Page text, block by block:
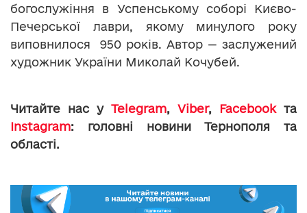
богослужіння в Успенському соборі Києво-
Печерської лаври, якому минулого року
виповнилося 950 років. Автор — заслужений
художник України Миколай Кочубей.
Читайте нас у Telegram, Viber, Facebookта
Instagram: головні новини Тернополя та
області.